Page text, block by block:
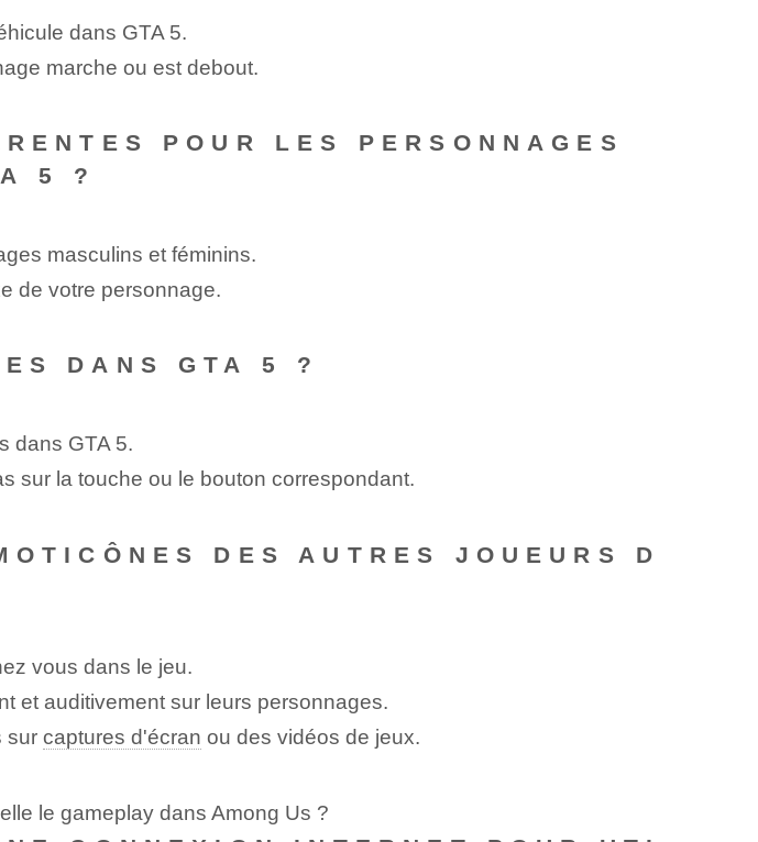
dans GTA 5.
marche ou est debout.
POUR LES PERSONNAGES
5 ?
masculins et féminins.
de votre personnage.
DANS GTA 5 ?
dans GTA 5.
sur la touche ou le bouton correspondant.
DES AUTRES JOUEURS D
vous dans le jeu.
et auditivement sur leurs personnages.
sur captures d'écran ou des vidéos de jeux.
le gameplay dans Among Us ?